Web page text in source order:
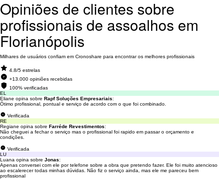
Opiniões de clientes sobre
profissionais de assoalhos em
Florianópolis
Milhares de usuários confiam em Cronoshare para encontrar os melhores profissionais
4.8/5 estrelas
+13.000 opiniões recebidas
100% verificadas
EL
Eliane opina sobre Rapf Soluções Empresariais:
Ótimo profissional, pontual e serviço de acordo com o que foi combinado.
Verificada
RE
Regiane opina sobre Farréde Revestimentos:
Não cheguei a fechar o serviço mas o profissional foi rapido em passar o orçamento e
condições.
Verificada
LU
Luana opina sobre Jonas:
Apenas conversei com ele por telefone sobre a obra que pretendo fazer. Ele foi muito atencioso
ao escalerecer todas minhas dúvidas. Não fiz o serviço ainda, mas ele me pareceu bem
profissional